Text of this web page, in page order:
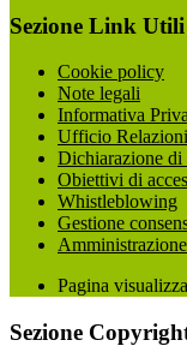
Sezione Link Utili
Cookie policy
Note legali
Informativa
Ufficio
Dichiarazione di
Obiettivi di
Whistleblowing
Gestione
Pagina
Sezione